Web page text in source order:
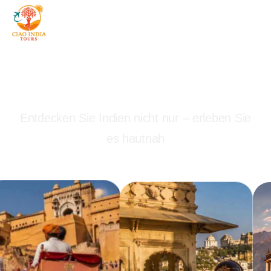
Authentische Erlebnisse –